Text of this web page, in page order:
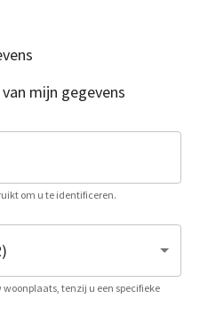
mijn gegevens
om u te identificeren.
woonplaats, tenzij u een specifieke